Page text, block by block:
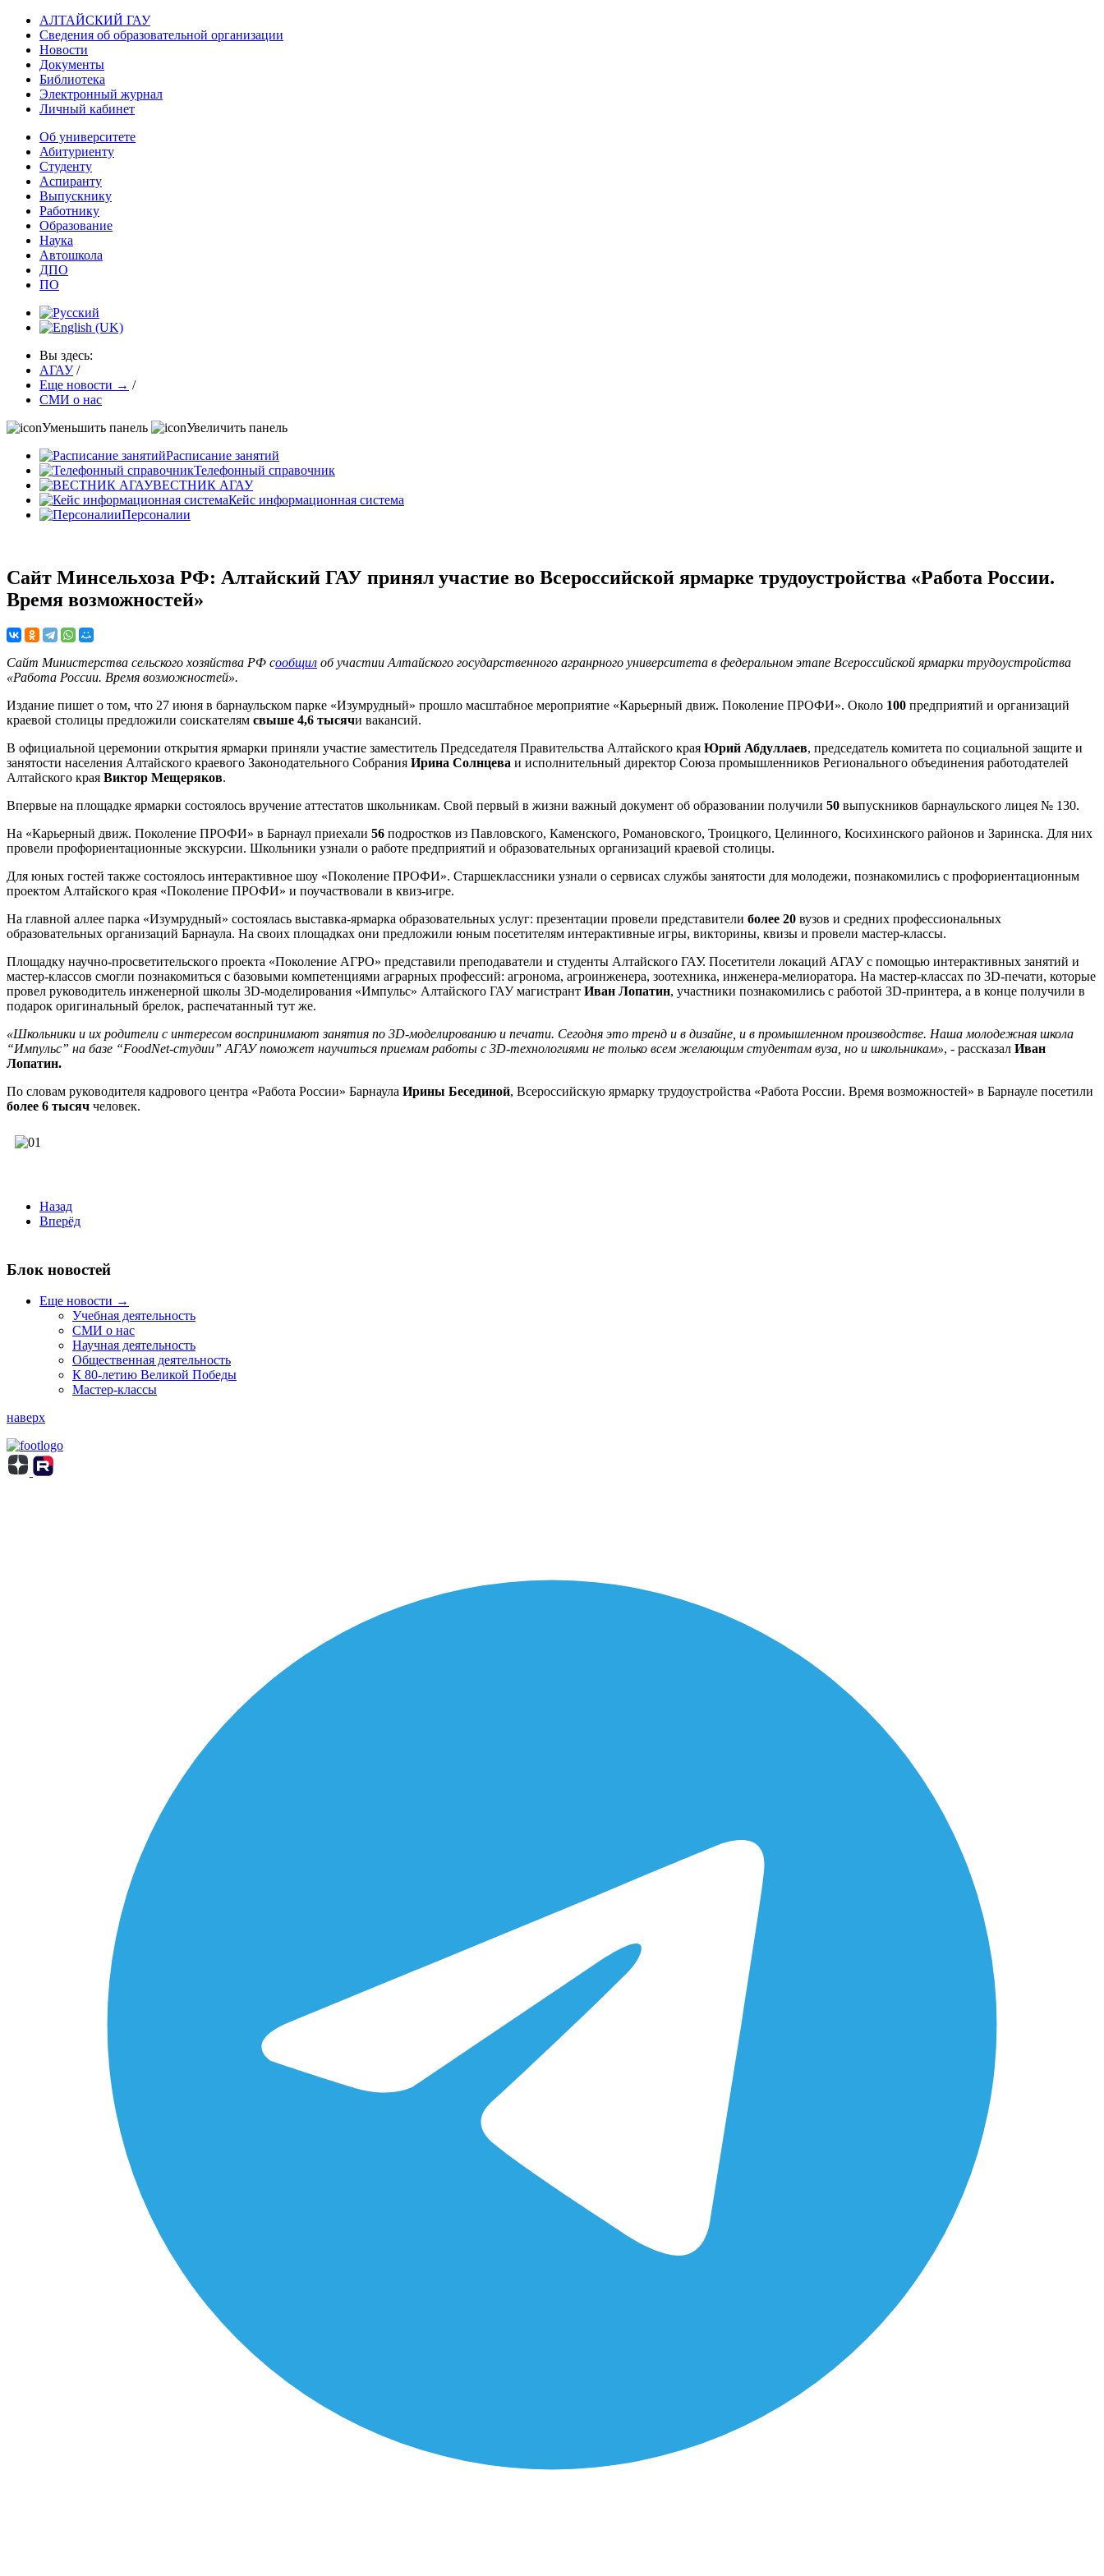
АЛТАЙСКИЙ ГАУ
Сведения об образовательной организации
Новости
Документы
Библиотека
Электронный журнал
Личный кабинет
Об университете
Абитуриенту
Студенту
Аспиранту
Выпускнику
Работнику
Образование
Наука
Автошкола
ДПО
ПО
Вы здесь:
АГАУ /
Еще новости → /
СМИ о нас
Уменьшить панель
Увеличить панель
Расписание занятий
Телефонный справочник
ВЕСТНИК АГАУ
Кейс информационная система
Персоналии
Сайт Минсельхоза РФ: Алтайский ГАУ принял участие во Всероссийской ярмарке трудоустройства «Работа России.
Время возможностей»
Сайт Министерства сельского хозяйства РФ сообщил об участии Алтайского государственного агранрного университета в федеральном этапе Всероссийской ярмарки трудоустройства
«Работа России. Время возможностей».
Издание пишет о том, что 27 июня в барнаульском парке «Изумрудный» прошло масштабное мероприятие «Карьерный движ. Поколение ПРОФИ». Около 100 предприятий и организаций
краевой столицы предложили соискателям свыше 4,6 тысячи вакансий.
В официальной церемонии открытия ярмарки приняли участие заместитель Председателя Правительства Алтайского края Юрий Абдуллаев, председатель комитета по социальной защите и
занятости населения Алтайского краевого Законодательного Собрания Ирина Солнцева и исполнительный директор Союза промышленников Регионального объединения работодателей
Алтайского края Виктор Мещеряков.
Впервые на площадке ярмарки состоялось вручение аттестатов школьникам. Свой первый в жизни важный документ об образовании получили 50 выпускников барнаульского лицея № 130.
На «Карьерный движ. Поколение ПРОФИ» в Барнаул приехали 56 подростков из Павловского, Каменского, Романовского, Троицкого, Целинного, Косихинского районов и Заринска. Для них
провели профориентационные экскурсии. Школьники узнали о работе предприятий и образовательных организаций краевой столицы.
Для юных гостей также состоялось интерактивное шоу «Поколение ПРОФИ». Старшеклассники узнали о сервисах службы занятости для молодежи, познакомились с профориентационным
проектом Алтайского края «Поколение ПРОФИ» и поучаствовали в квиз-игре.
На главной аллее парка «Изумрудный» состоялась выставка-ярмарка образовательных услуг: презентации провели представители более 20 вузов и средних профессиональных
образовательных организаций Барнаула. На своих площадках они предложили юным посетителям интерактивные игры, викторины, квизы и провели мастер-классы.
Площадку научно-просветительского проекта «Поколение АГРО» представили преподаватели и студенты Алтайского ГАУ. Посетители локаций АГАУ с помощью интерактивных занятий и
мастер-классов смогли познакомиться с базовыми компетенциями аграрных профессий: агронома, агроинженера, зоотехника, инженера-мелиоратора. На мастер-классах по 3D-печати, которые
провел руководитель инженерной школы 3D-моделирования «Импульс» Алтайского ГАУ магистрант Иван Лопатин, участники познакомились с работой 3D-принтера, а в конце получили в
подарок оригинальный брелок, распечатанный тут же.
«Школьники и их родители с интересом воспринимают занятия по 3D-моделированию и печати. Сегодня это тренд и в дизайне, и в промышленном производстве. Наша молодежная школа
“Импульс” на базе “FoodNet-студии” АГАУ поможет научиться приемам работы с 3D-технологиями не только всем желающим студентам вуза, но и школьникам», - рассказал Иван
Лопатин.
По словам руководителя кадрового центра «Работа России» Барнаула Ирины Бесединой, Всероссийскую ярмарку трудоустройства «Работа России. Время возможностей» в Барнауле посетили
более 6 тысяч человек.
Назад
Вперёд
Блок новостей
Еще новости →
Учебная деятельность
СМИ о нас
Научная деятельность
Общественная деятельность
К 80-летию Великой Победы
Мастер-классы
наверх